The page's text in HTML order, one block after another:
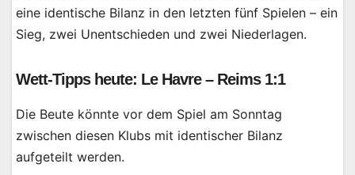
eine identische Bilanz in den letzten fünf Spielen – ein
Sieg, zwei Unentschieden und zwei Niederlagen.
Wett-Tipps heute: Le Havre – Reims 1:1
Die Beute könnte vor dem Spiel am Sonntag
zwischen diesen Klubs mit identischer Bilanz
aufgeteilt werden.